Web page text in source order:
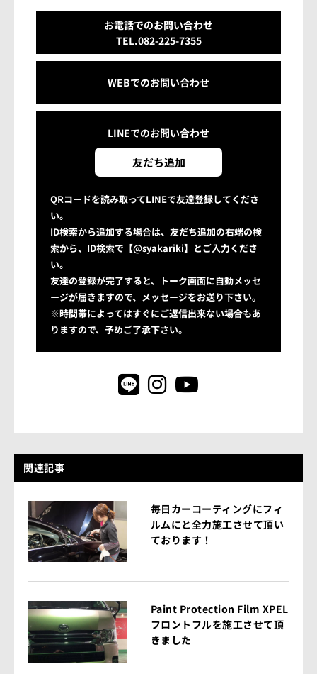
お電話でのお問い合わせ
TEL.082-225-7355
WEBでのお問い合わせ
LINEでのお問い合わせ
友だち追加
QRコードを読み取ってLINEで友達登録してくださ
い。
ID検索から追加する場合は、友だち追加の右端の検
索から、ID検索で【@syakariki】とご入力くださ
い。
友達の登録が完了すると、トーク画面に自動メッセ
ージが届きますので、メッセージをお送り下さい。
※時間帯によってはすぐにご返信出来ない場合もあ
りますので、予めご了承下さい。
関連記事
毎日カーコーティングにフィ
ルムにと全力施工させて頂い
ております！
Paint Protection Film XPEL
フロントフルを施工させて頂
きました